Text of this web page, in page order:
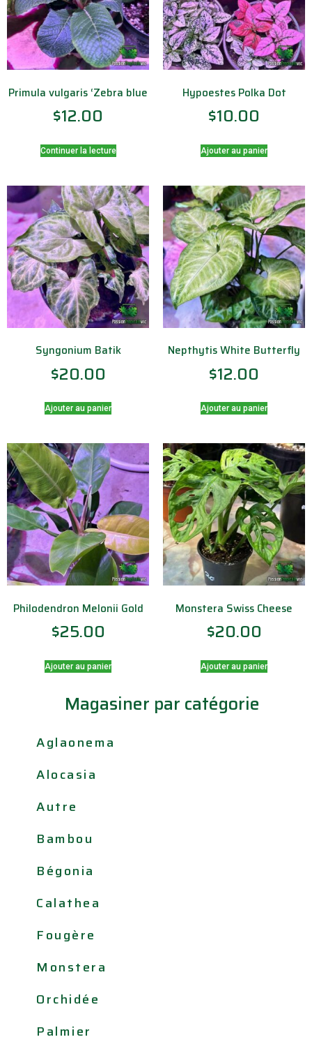
Primula vulgaris ‘Zebra blue
$12.00
Continuer la lecture
Hypoestes Polka Dot
$10.00
Ajouter au panier
Syngonium Batik
$20.00
Ajouter au panier
Nepthytis White Butterfly
$12.00
Ajouter au panier
Philodendron Melonii Gold
$25.00
Ajouter au panier
Monstera Swiss Cheese
$20.00
Ajouter au panier
Magasiner par catégorie
Aglaonema
Alocasia
Autre
Bambou
Bégonia
Calathea
Fougère
Monstera
Orchidée
Palmier